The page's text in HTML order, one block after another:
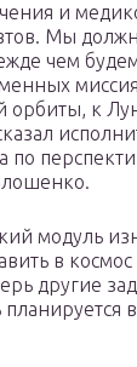
и
Мы
чем
орбиты, к
по
модуль
в
другие